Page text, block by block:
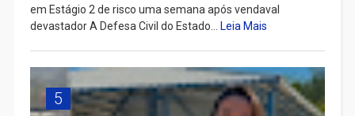
em Estágio 2 de risco uma semana após vendaval
devastador A Defesa Civil do Estado...
Leia Mais
5